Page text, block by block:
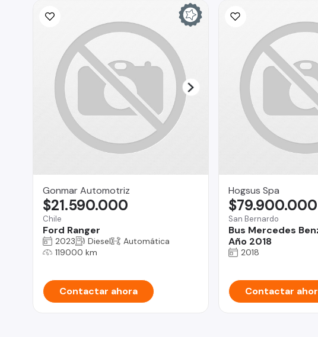
Gonmar Automotriz
Chile
Ford Ranger
$21.590.000
2023 Diesel
Automática
119000 km
Contactar ahora
Hogsus Spa
San Bernardo
Bus Mercedes
Año 2018
$79.900.000
2018
Contactar